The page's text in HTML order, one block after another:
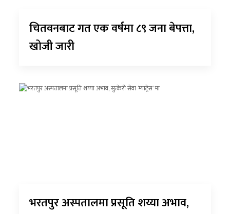
चितवनबाट गत एक वर्षमा ८९ जना बेपत्ता,
खोजी जारी
भरतपुर अस्पतालमा प्रसूति शय्या अभाव,